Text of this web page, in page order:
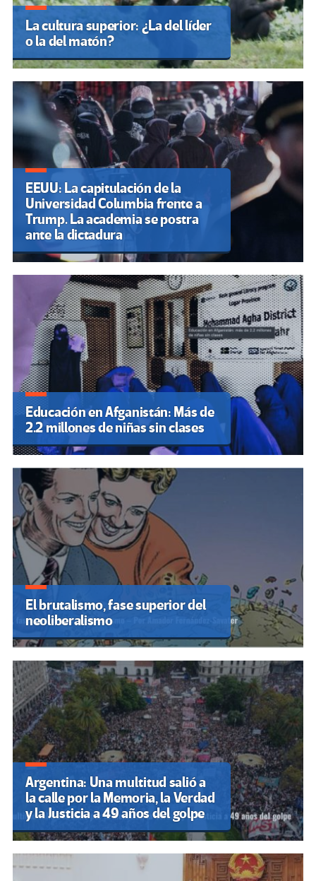
La cultura superior: ¿La del líder
o la del matón?
EEUU: La capitulación de la
Universidad Columbia frente a
Trump. La academia se postra
ante la dictadura
Educación en Afganistán: Más de
2.2 millones de niñas sin clases
El brutalismo, fase superior del
neoliberalismo
Argentina: Una multitud salió a
la calle por la Memoria, la Verdad
y la Justicia a 49 años del golpe